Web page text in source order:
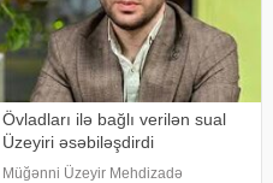
Övladları ilə bağlı verilən sual
Üzeyiri əsəbiləşdirdi
Müğənni Üzeyir Mehdizadə